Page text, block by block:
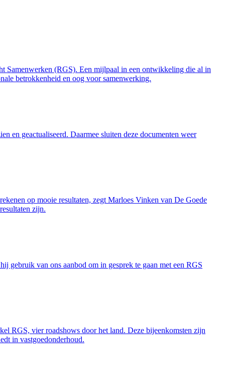
Samenwerken (RGS). Een mijlpaal in een ontwikkeling die al in
betrokkenheid en oog voor samenwerking.
en geactualiseerd. Daarmee sluiten deze documenten weer
op mooie resultaten, zegt Marloes Vinken van De Goede
zijn.
gebruik van ons aanbod om in gesprek te gaan met een RGS
RGS, vier roadshows door het land. Deze bijeenkomsten zijn
in vastgoedonderhoud.